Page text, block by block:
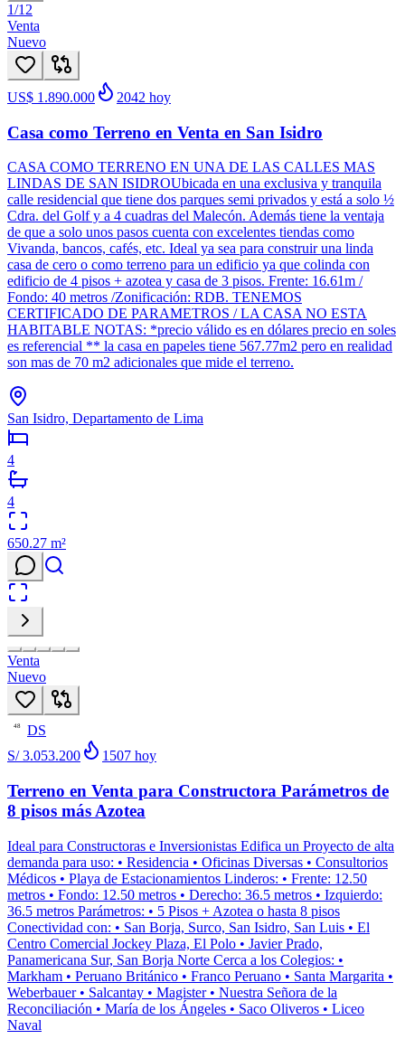
1/12
Venta
Nuevo
US$ 1.890.000 2042 hoy
Casa como Terreno en Venta en San Isidro
CASA COMO TERRENO EN UNA DE LAS CALLES MAS
LINDAS DE SAN ISIDROUbicada en una exclusiva y tranquila
calle residencial que tiene dos parques semi privados y está a solo ½
Cdra. del Golf y a 4 cuadras del Malecón. Además tiene la ventaja
de que a solo unos pasos cuenta con excelentes tiendas como
Vivanda, bancos, cafés, etc. Ideal ya sea para construir una linda
casa de cero o como terreno para un edificio ya que colinda con
edificio de 4 pisos + azotea y casa de 3 pisos. Frente: 16.61m /
Fondo: 40 metros /Zonificación: RDB. TENEMOS
CERTIFICADO DE PARAMETROS / LA CASA NO ESTA
HABITABLE NOTAS: *precio válido es en dólares precio en soles
es referencial ** la casa en papeles tiene 567.77m2 pero en realidad
son mas de 70 m2 adicionales que mide el terreno.
San Isidro, Departamento de Lima
4
4
650.27 m²
Venta
Nuevo
48
DS
S/ 3.053.200
1507 hoy
Terreno en Venta para Constructora Parámetros de
8 pisos más Azotea
Ideal para Constructoras e Inversionistas Edifica un Proyecto de alta
demanda para uso: • Residencia • Oficinas Diversas • Consultorios
Médicos • Playa de Estacionamientos Linderos: • Frente: 12.50
metros • Fondo: 12.50 metros • Derecho: 36.5 metros • Izquierdo:
36.5 metros Parámetros: • 5 Pisos + Azotea o hasta 8 pisos
Conectividad con: • San Borja, Surco, San Isidro, San Luis • El
Centro Comercial Jockey Plaza, El Polo • Javier Prado,
Panamericana Sur, San Borja Norte Cerca a los Colegios: •
Markham • Peruano Británico • Franco Peruano • Santa Margarita •
Weberbauer • Salcantay • Magister • Nuestra Señora de la
Reconciliación • María de los Ángeles • Saco Oliveros • Liceo
Naval